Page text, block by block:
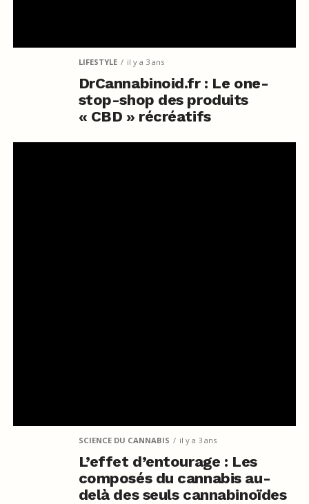
LIFESTYLE il y a 3 ans
DrCannabinoid.fr : Le one-
stop-shop des produits
« CBD » récréatifs
SCIENCE DU CANNABIS il y a 3 ans
L’effet d’entourage : Les
composés du cannabis au-
delà des seuls cannabinoïdes